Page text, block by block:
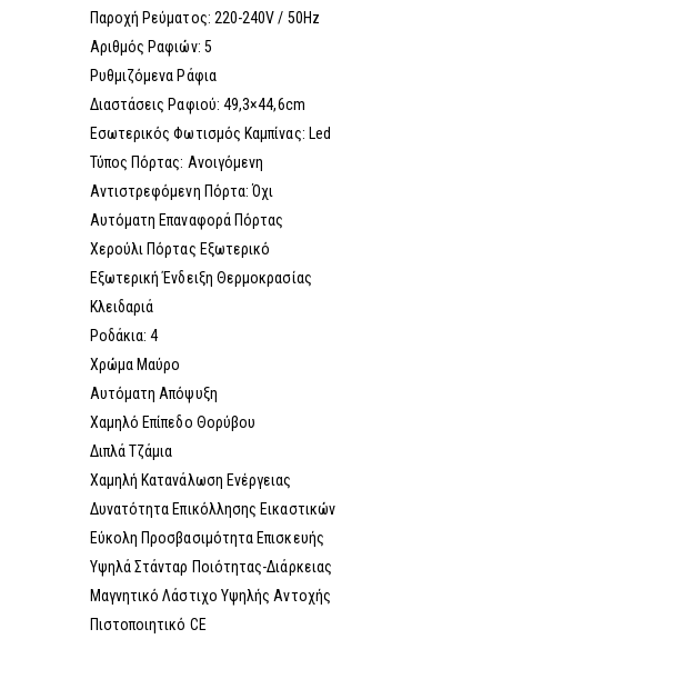
Παροχή Ρεύματος: 220-240V / 50Hz
Αριθμός Ραφιών: 5
Ρυθμιζόμενα Ράφια
Διαστάσεις Ραφιού: 49,3×44,6cm
Εσωτερικός Φωτισμός Καμπίνας: Led
Τύπος Πόρτας: Ανοιγόμενη
Αντιστρεφόμενη Πόρτα: Όχι
Αυτόματη Επαναφορά Πόρτας
Χερούλι Πόρτας Εξωτερικό
Εξωτερική Ένδειξη Θερμοκρασίας
Κλειδαριά
Ροδάκια: 4
Χρώμα Μαύρο
Αυτόματη Απόψυξη
Χαμηλό Επίπεδο Θορύβου
Διπλά Τζάμια
Χαμηλή Κατανάλωση Ενέργειας
Δυνατότητα Επικόλλησης Εικαστικών
Εύκολη Προσβασιμότητα Επισκευής
Υψηλά Στάνταρ Ποιότητας-Διάρκειας
Μαγνητικό Λάστιχο Υψηλής Αντοχής
Πιστοποιητικό CE